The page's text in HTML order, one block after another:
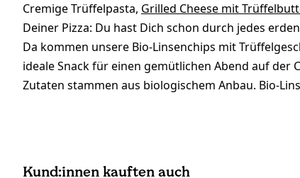
Cremige Trüffelpasta, Grilled Cheese mit
Deiner Pizza: Du hast Dich schon durch jedes
Da kommen unsere Bio-Linsenchips mit
ideale Snack für einen gemütlichen Abend auf der
Zutaten stammen aus biologischem Anbau. Bio-
Kund:innen kauften auch